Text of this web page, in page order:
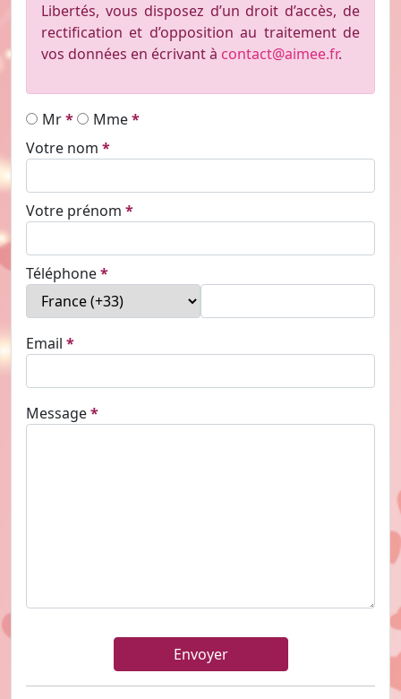
Libertés, vous disposez d’un droit d’accès, de
rectification et d’opposition au traitement de
vos données en écrivant à contact@aimee.fr.
mr
mme
Votre nom
Votre prénom
téléphone
email
message